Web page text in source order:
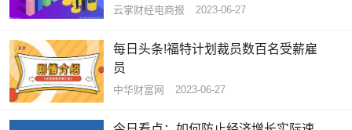
云掌财经电商报 2023-06-27
每日头条!福特计划裁员数百名受薪雇
员
中华财富网 2023-06-27